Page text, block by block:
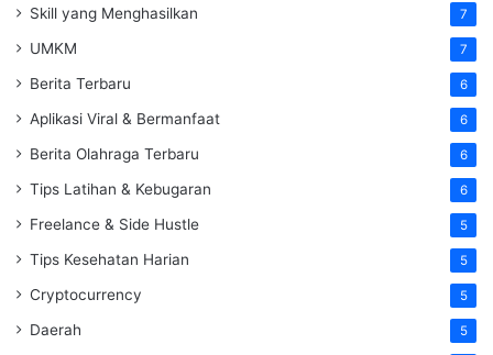
Skill yang Menghasilkan 7
UMKM 7
Berita Terbaru 6
Aplikasi Viral & Bermanfaat 6
Berita Olahraga Terbaru 6
Tips Latihan & Kebugaran 6
Freelance & Side Hustle 5
Tips Kesehatan Harian 5
Cryptocurrency 5
Daerah 5